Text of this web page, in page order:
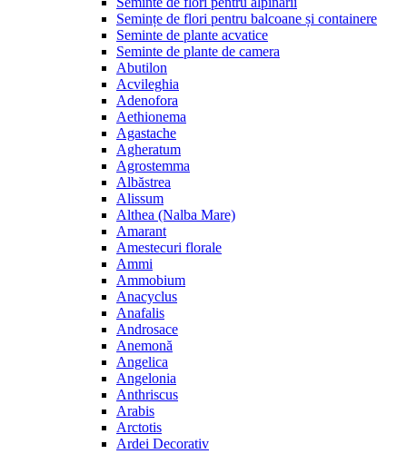
Semințe de flori pentru balcoane și containere
Seminte de plante acvatice
Seminte de plante de camera
Abutilon
Acvileghia
Adenofora
Aethionema
Agastache
Agheratum
Agrostemma
Albăstrea
Alissum
Althea (Nalba Mare)
Amarant
Amestecuri florale
Ammi
Ammobium
Anacyclus
Anafalis
Androsace
Anemonă
Angelica
Angelonia
Anthriscus
Arabis
Arctotis
Ardei Decorativ